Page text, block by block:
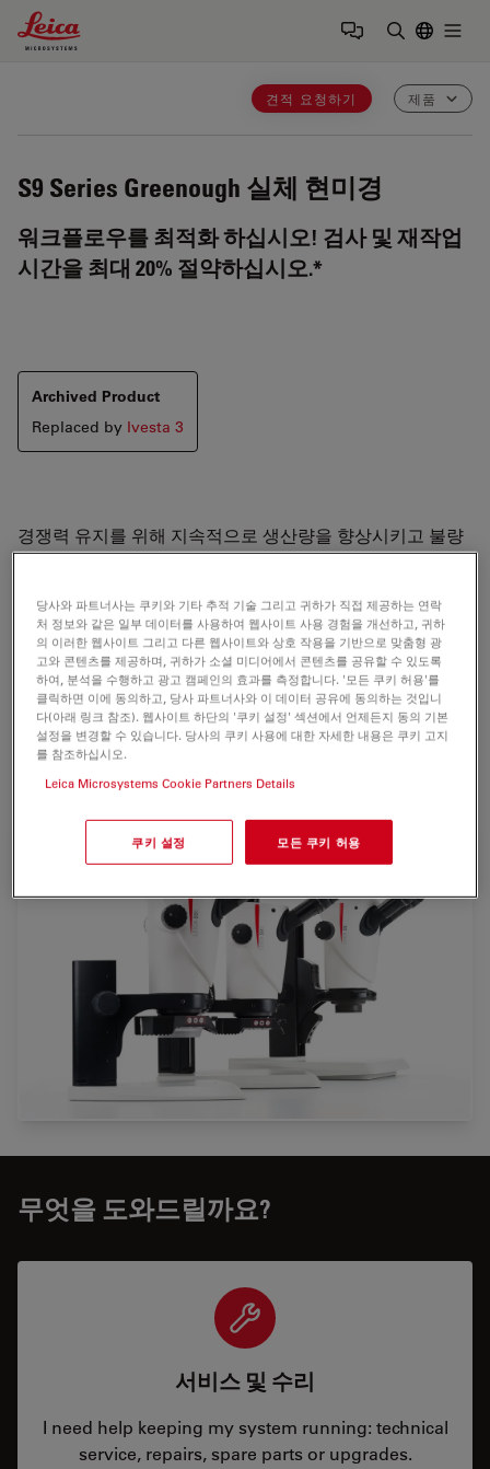
Leica Microsystems Logo
견적 요청하기 제품
S9 Series Greenough 실체 현미경
워크플로우를 최적화 하십시오! 검사 및 재작업
시간을 최대 20% 절약하십시오.*
Archived Product
Replaced by Ivesta 3
경쟁력 유지를 위해 지속적으로 생산량을 향상시키고 불량
률을 낮게 유지하며 고객의 요구에 부응하는 것은 매우 어려
록 S9 실체 현미경 시리즈를 개발했습니다.
이 차세대 Greenough 실체 현미경을 사용하면 현미경 조
정 시간이 감소해 시료의 세부 사항을 더 빨리 관찰할 수 있
습니다.
무엇을 도와드릴까요?
서비스 및 수리
I need help keeping my system running: technical
service, repairs, spare parts or upgrades.
당사와 파트너사는 쿠키와 기타 추적 기술 그리고 귀하가 직접 제공하는 연락
처 정보와 같은 일부 데이터를 사용하여 웹사이트 사용 경험을 개선하고, 귀하
의 이러한 웹사이트 그리고 다른 웹사이트와 상호 작용을 기반으로 맞춤형 광
고와 콘텐츠를 제공하며, 귀하가 소셜 미디어에서 콘텐츠를 공유할 수 있도록
하여, 분석을 수행하고 광고 캠페인의 효과를 측정합니다. '모든 쿠키 허용'를
클릭하면 이에 동의하고, 당사 파트너사와 이 데이터 공유에 동의하는 것입니
다(아래 링크 참조). 웹사이트 하단의 '쿠키 설정' 섹션에서 언제든지 동의 기본
설정을 변경할 수 있습니다. 당사의 쿠키 사용에 대한 자세한 내용은 쿠키 고지
를 참조하십시오.
Leica Microsystems Cookie Partners Details
쿠키 설정 모든 쿠키 허용